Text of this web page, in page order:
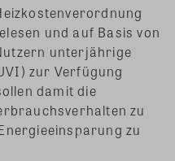
und auf Basis von
unterjährige
zur Verfügung
damit die
zu
zu